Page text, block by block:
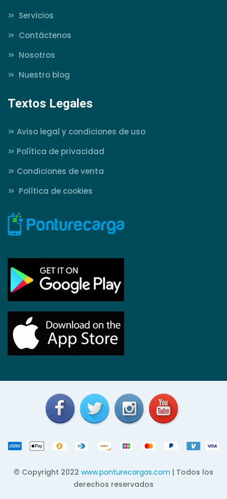
>>
Servicios
>>
Contáctenos
>>
Nosotros
>>
Nuestro blog
Textos Legales
>> Aviso legal y condiciones de uso
>> Política de privacidad
>> Condiciones de venta
>>
Política de cookies
© Copyright 2022 www.ponturecargas.com | Todos los
derechos reservados